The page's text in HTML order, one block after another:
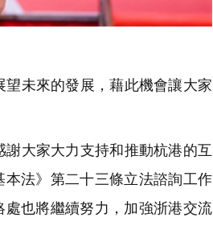
未來的發展，藉此機會讓大家
大家大力支持和推動杭港的互
法》第二十三條立法諮詢工作
也將繼續努力，加強浙港交流